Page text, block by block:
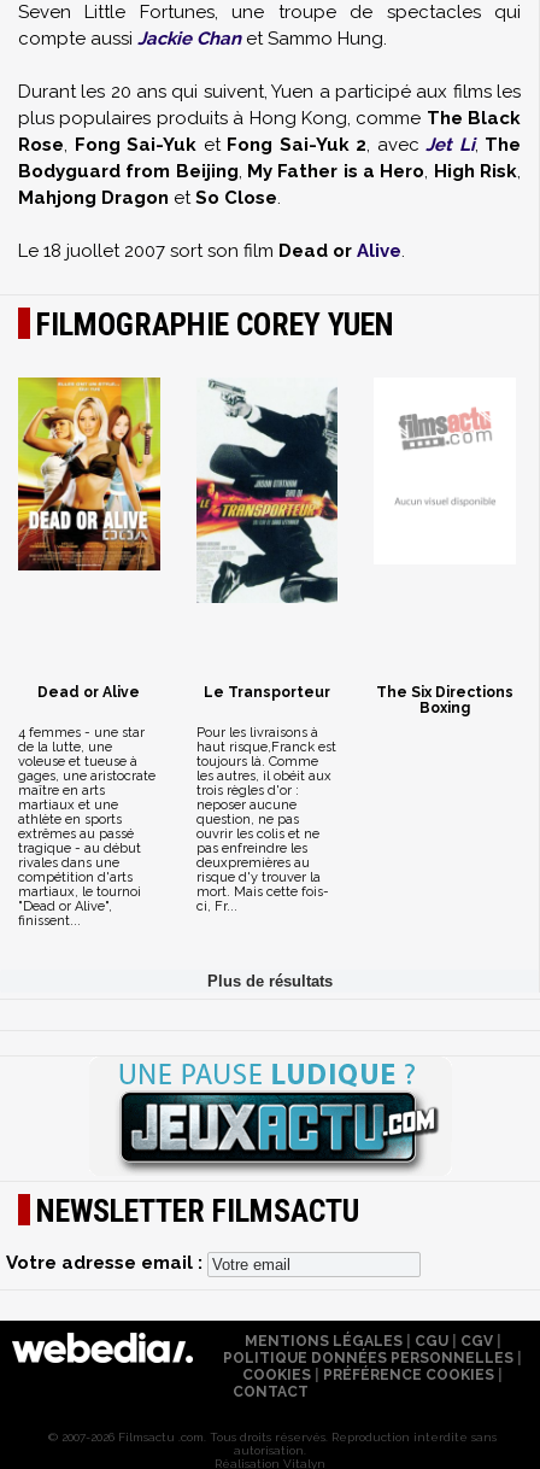
Seven Little Fortunes, une troupe de spectacles qui
compte aussi Jackie Chanet Sammo Hung.
Durant les 20 ans qui suivent, Yuen a participé aux films les
plus populaires produits à Hong Kong, comme The Black
Rose, Fong Sai-Yuk et Fong Sai-Yuk 2, avec Jet Li, The
Bodyguard from Beijing, My Father is a Hero, High Risk,
Mahjong Dragon etSo Close.
Le 18 juollet 2007 sort son film Dead or Alive.
FILMOGRAPHIE COREY YUEN
Dead or Alive
4 femmes - une star
de la lutte, une
voleuse et tueuse à
gages, une aristocrate
maître en arts
martiaux et une
athlète en sports
extrêmes au passé
tragique - au début
rivales dans une
compétition d'arts
martiaux, le tournoi
"Dead or Alive",
finissent...
Le Transporteur
Pour les livraisons à
haut risque,Franck est
toujours là. Comme
les autres, il obéit aux
trois règles d'or :
neposer aucune
question, ne pas
ouvrir les colis et ne
pas enfreindre les
deuxpremières au
risque d'y trouver la
mort. Mais cette fois-
ci, Fr...
The Six Directions
Boxing
NEWSLETTER FILMSACTU
Votre adresse email :
MENTIONS LÉGALES| CGU| CGV|
POLITIQUE DONNÉES PERSONNELLES
COOKIES
PRÉFÉRENCE COOKIES
CONTACT
© 2007-2026 Filmsactu .com. Tous droits réservés. Reproduction interdite sans
autorisation.
Réalisation Vitalyn